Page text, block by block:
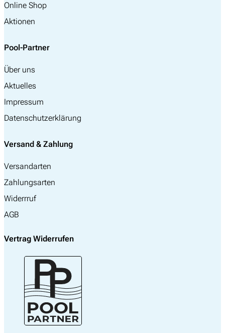
Online Shop
Aktionen
Pool-Partner
Über uns
Aktuelles
Impressum
Datenschutzerklärung
Versand & Zahlung
Versandarten
Zahlungsarten
Widerrruf
AGB
Vertrag Widerrufen